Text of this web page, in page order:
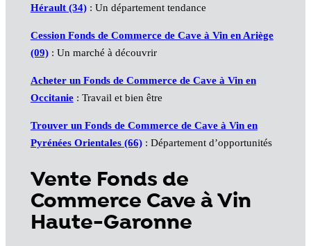
Hérault (34): Un département tendance
Cession Fonds de Commerce de Cave à Vinen Ariège
(09): Un marché à découvrir
Acheter un Fonds de Commerce de Cave à Vinen
Occitanie: Travail et bien être
Trouver un Fonds de Commerce de Cave à Vinen
Pyrénées Orientales (66): Département d’opportunités
Vente Fonds de
Commerce Cave à Vin
Haute-Garonne